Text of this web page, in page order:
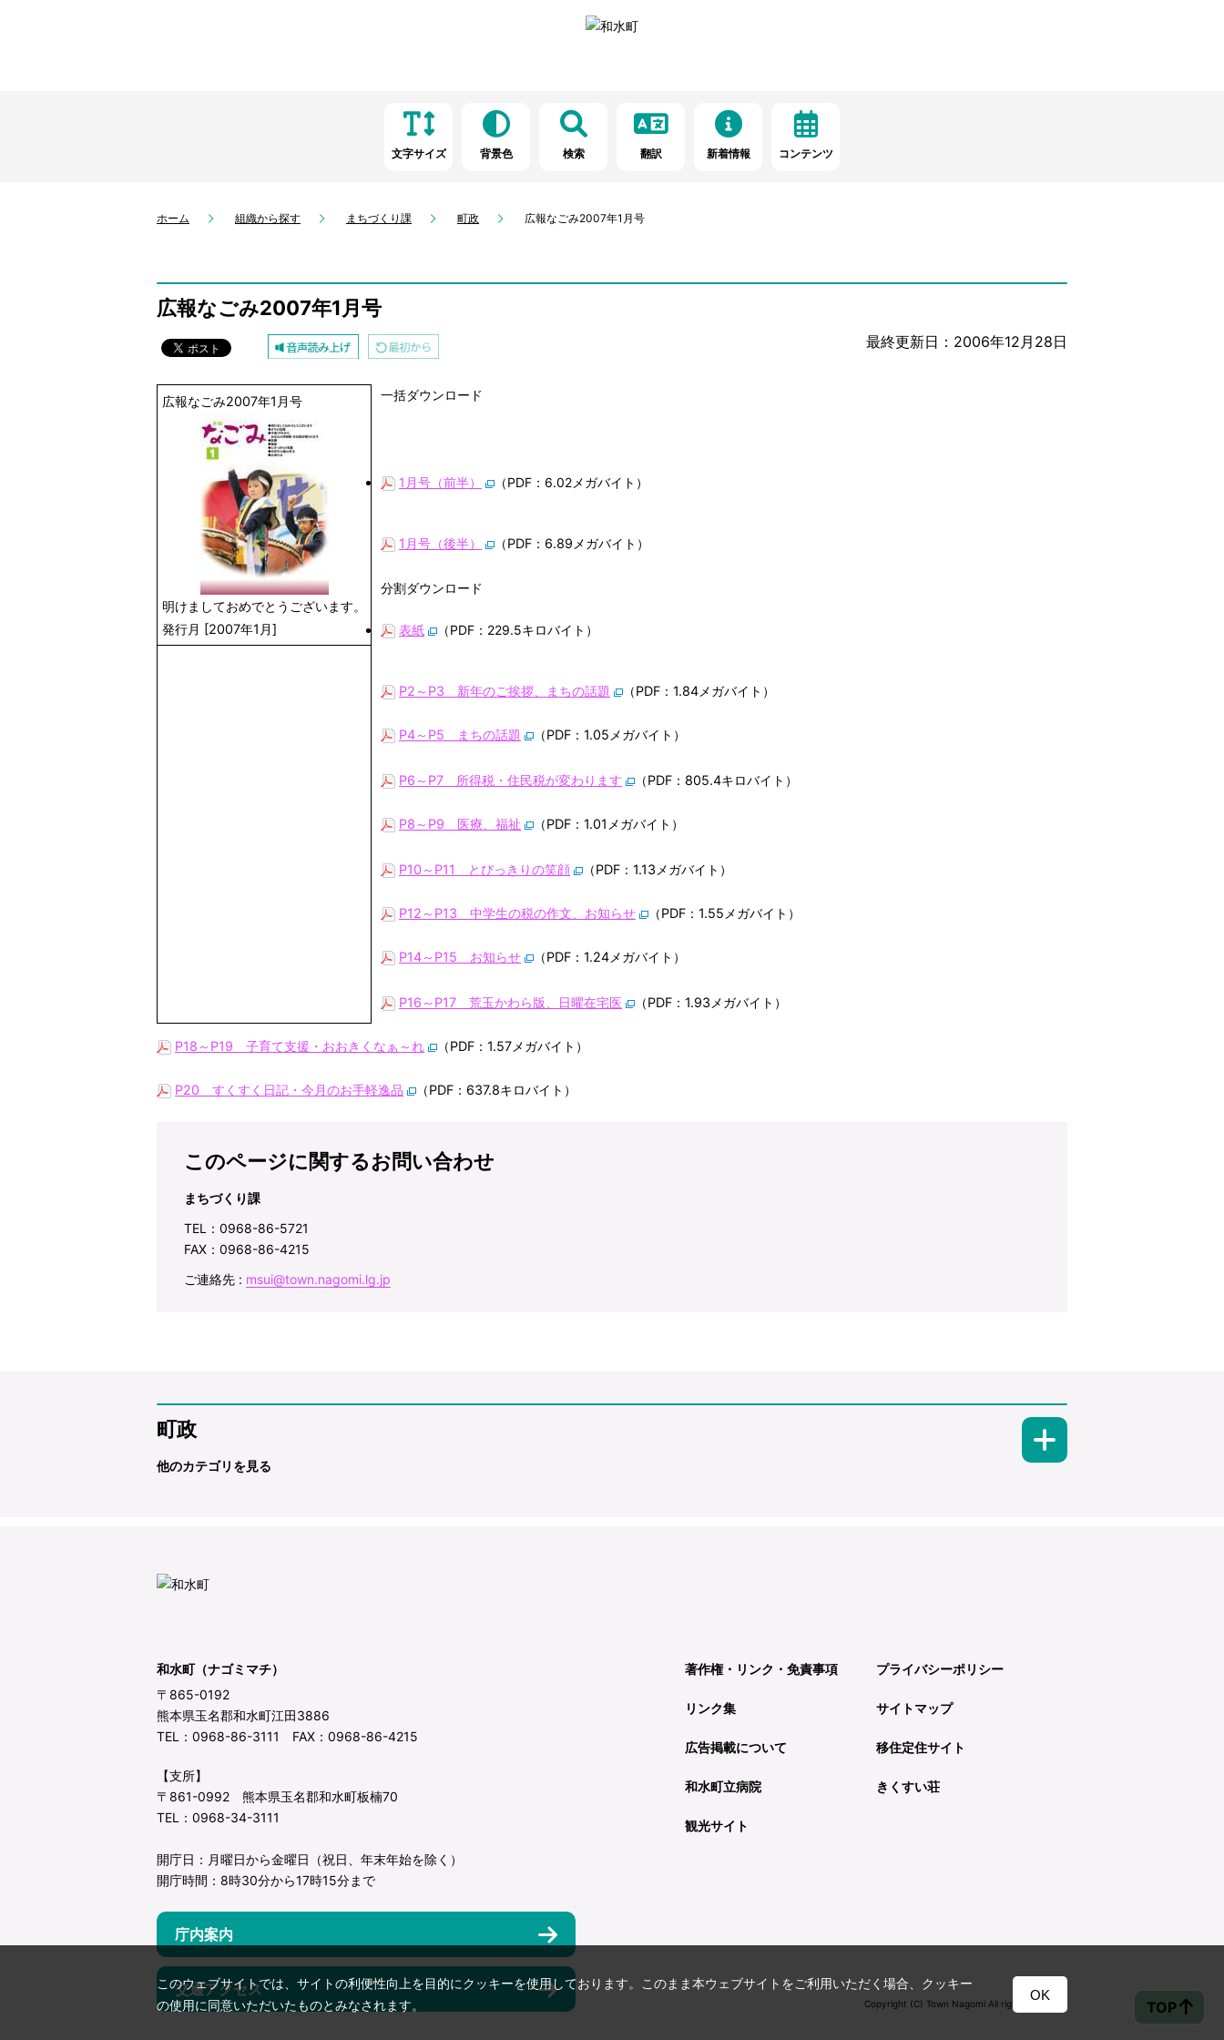
文字サイズ 背景色 検索 翻訳 新着情報 コンテンツ
ホーム 組織から探す まちづくり課 町政 広報なごみ2007年1月号
広報なごみ2007年1月号
最終更新日：2006年12月28日
広報なごみ2007年1月号
明けましておめでとうございます。
発行月 [2007年1月]
一括ダウンロード
1月号（前半） （PDF：6.02メガバイト）
1月号（後半） （PDF：6.89メガバイト）
分割ダウンロード
表紙 （PDF：229.5キロバイト）
P2～P3 新年のご挨拶、まちの話題 （PDF：1.84メガバイト）
P4～P5 まちの話題 （PDF：1.05メガバイト）
P6～P7 所得税・住民税が変わります （PDF：805.4キロバイト）
P8～P9 医療、福祉 （PDF：1.01メガバイト）
P10～P11 とびっきりの笑顔 （PDF：1.13メガバイト）
P12～P13 中学生の税の作文、お知らせ （PDF：1.55メガバイト）
P14～P15 お知らせ （PDF：1.24メガバイト）
P16～P17 荒玉かわら版、日曜在宅医 （PDF：1.93メガバイト）
P18～P19 子育て支援・おおきくなぁ～れ （PDF：1.57メガバイト）
P20 すくすく日記・今月のお手軽逸品 （PDF：637.8キロバイト）
このページに関するお問い合わせ
まちづくり課
TEL：0968-86-5721
FAX：0968-86-4215
ご連絡先 : msui@town.nagomi.lg.jp
町政
他のカテゴリを見る
和水町（ナゴミマチ）
〒865-0192
熊本県玉名郡和水町江田3886
TEL：0968-86-3111 FAX：0968-86-4215
【支所】
〒861-0992 熊本県玉名郡和水町板楠70
TEL：0968-34-3111
開庁日：月曜日から金曜日（祝日、年末年始を除く）
開庁時間：8時30分から17時15分まで
庁内案内
交通アクセス
著作権・リンク・免責事項 プライバシーポリシー
リンク集 サイトマップ
広告掲載について 移住定住サイト
和水町立病院 きくすい荘
観光サイト
Copyright (C) Town Nagomi All rights reserved TOP
このウェブサイトでは、サイトの利便性向上を目的にクッキーを使用しております。このまま本ウェブサイトをご利用いただく場合、クッキー
の使用に同意いただいたものとみなされます。
OK